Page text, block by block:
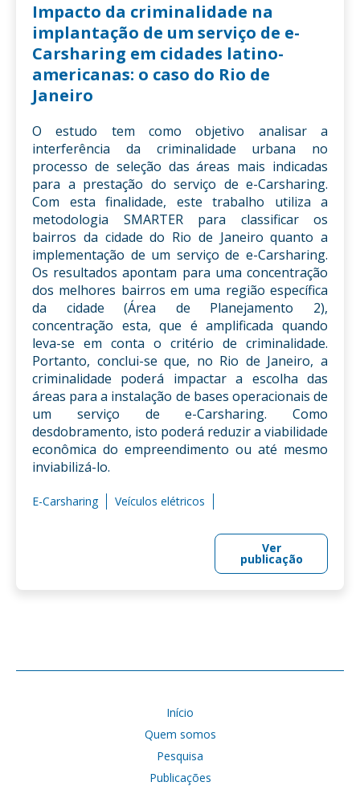
Impacto da criminalidade na
implantação de um serviço de e-
Carsharing em cidades latino-
americanas: o caso do Rio de
Janeiro
O estudo tem como objetivo analisar a
interferência da criminalidade urbana no
processo de seleção das áreas mais indicadas
para a prestação do serviço de e-Carsharing.
Com esta finalidade, este trabalho utiliza a
metodologia SMARTER para classificar os
bairros da cidade do Rio de Janeiro quanto a
implementação de um serviço de e-Carsharing.
Os resultados apontam para uma concentração
dos melhores bairros em uma região específica
da cidade (Área de Planejamento 2),
concentração esta, que é amplificada quando
leva-se em conta o critério de criminalidade.
Portanto, conclui-se que, no Rio de Janeiro, a
criminalidade poderá impactar a escolha das
áreas para a instalação de bases operacionais de
um serviço de e-Carsharing. Como
desdobramento, isto poderá reduzir a viabilidade
econômica do empreendimento ou até mesmo
inviabilizá-lo.
E-Carsharing Veículos elétricos
Ver
publicação
Início
Quem somos
Pesquisa
Publicações